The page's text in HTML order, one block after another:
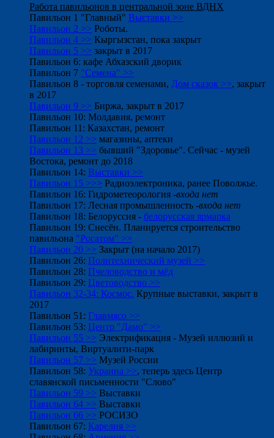
Работа павильонов в центральной зоне ВДНХ
Павильон 1 "Главный" Выставки >>
Павильон 2 >> Роботы.
Павильон 4 >> Кыргызстан, пока закрыт
Павильон 5 >> закрыт в 2017
Павильон 6: кафе Абхазский дворик
Павильон 7 "Семена" >>
Павильон 8 - торговля семенами, Дом сказок >>, закрыт
в 2017
Павильон 9 >> Биржа, закрыт в 2017
Павильон 10: Молдавия, ремонт
Павильон 11: Казахстан, ремонт
Павильон 12 >> магазины, аптеки
Павильон 13 >> бывший "Здоровье". Сейчас - музей
Востока, ремонт до 2018
Павильон 14: Выставки >>
Павильон 15 >>> Радиоэлектроника, ранее Поволжье.
Павильон 16: Гидрометеорология -входа нет
Павильон 17: Лесная промышленность -входа нет
Павильон 18: Белоруссия - белорусская ярмарка
Павильон 19: Снесён. Планируется строительство
павильона "Росатом" >>
Павильон 20 >> Закрыт (на начало 2017)
Павильон 26: Политехнический музей >>
Павильон 28: Пчеловодство и мёд
Павильон 29: Цветоводство >>
Павильон 32-34: Космос. Крупные выставки, закрыт в
2017
Павильон 51: Главмясо >>
Павильон 53: Центр "Дамо" >>
Павильон 55 >> Электрификация - Музей иллюзий и
лабиринты, Виртуалити-парк
Павильон 57 >> Музей России
Павильон 58: Украина >>, теперь здесь Центр
славянской письменности "Слово"
Павильон 59 >> Выставки
Павильон 64 >> Выставки
Павильон 66 >> РОСИЗО
Павильон 67: Карелия >>